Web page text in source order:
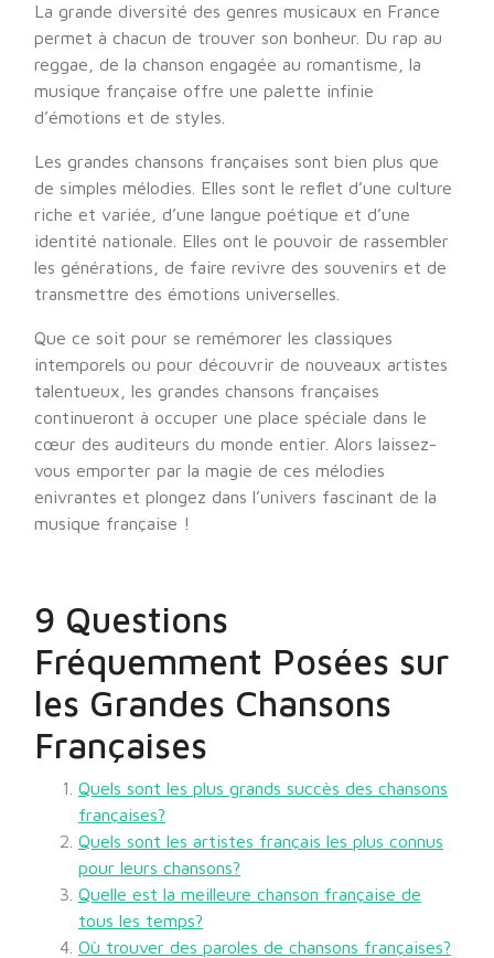
La grande diversité des genres musicaux en France
permet à chacun de trouver son bonheur. Du rap au
reggae, de la chanson engagée au romantisme, la
musique française offre une palette infinie
d’émotions et de styles.
Les grandes chansons françaises sont bien plus que
de simples mélodies. Elles sont le reflet d’une culture
riche et variée, d’une langue poétique et d’une
identité nationale. Elles ont le pouvoir de rassembler
les générations, de faire revivre des souvenirs et de
transmettre des émotions universelles.
Que ce soit pour se remémorer les classiques
intemporels ou pour découvrir de nouveaux artistes
talentueux, les grandes chansons françaises
continueront à occuper une place spéciale dans le
cœur des auditeurs du monde entier. Alors laissez-
vous emporter par la magie de ces mélodies
enivrantes et plongez dans l’univers fascinant de la
musique française !
9 Questions
Fréquemment Posées sur
les Grandes Chansons
Françaises
Quels sont les plus grands succès des chansons
françaises?
Quels sont les artistes français les plus connus
pour leurs chansons?
Quelle est la meilleure chanson française de
tous les temps?
Où trouver des paroles de chansons françaises?